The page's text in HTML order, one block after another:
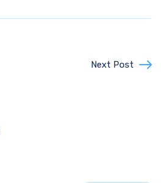
Next Post